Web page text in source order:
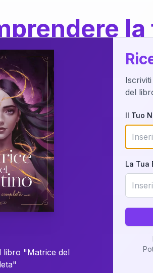
della tua Matrice del Destino
o studiando
Richiedi
✨ Interpretazione
Scopri il
del Libro
libro "Matrice del
del
Il Tuo
La Tua